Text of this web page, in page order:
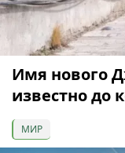
Имя нового
известно до
МИР